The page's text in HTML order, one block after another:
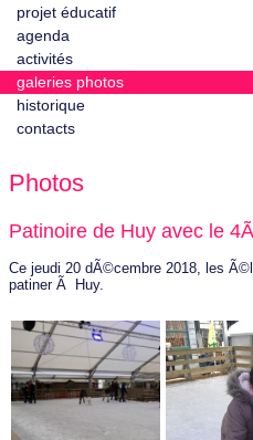
projet éducatif
agenda
activités
galeries photos
historique
contacts
Photos
Patinoire de Huy avec le
Ce jeudi 20 dÃ©cembre 2018, les
patiner Ã Huy.